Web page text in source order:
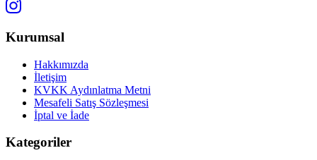
Kurumsal
Hakkımızda
İletişim
KVKK Aydınlatma Metni
Mesafeli Satış Sözleşmesi
İptal ve İade
Kategoriler